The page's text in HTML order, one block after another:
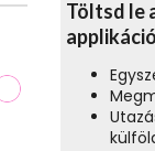
Töltsd le